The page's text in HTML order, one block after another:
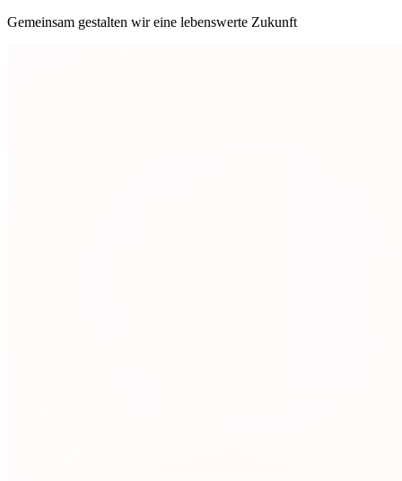
Gemeinsam gestalten wir eine lebenswerte Zukunft